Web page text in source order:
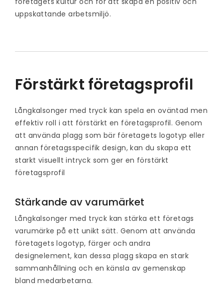
uppskattande arbetsmiljö.
Förstärkt företagsprofil
Långkalsonger med tryck kan spela en oväntad men
effektiv roll i att förstärkt en företagsprofil. Genom
att använda plagg som bär företagets logotyp eller
annan företagsspecifik design, kan du skapa ett
starkt visuellt intryck som ger en förstärkt
företagsprofil
Stärkande av varumärket
Långkalsonger med tryck kan stärka ett företags
varumärke på ett unikt sätt. Genom att använda
företagets logotyp, färger och andra
designelement, kan dessa plagg skapa en stark
sammanhållning och en känsla av gemenskap
bland medarbetarna.